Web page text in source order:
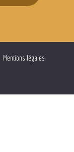
Mentions légales